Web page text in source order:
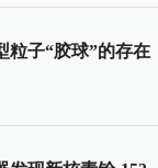
粒子“胶球”的存在